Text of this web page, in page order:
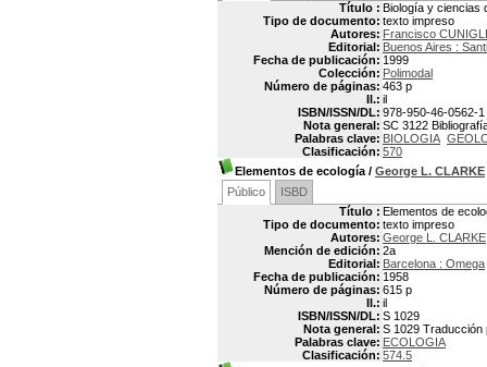
Título : Biología y ciencias
Tipo de documento: texto impreso
Autores: Francisco
Editorial: Buenos Aires :
Fecha de publicación: 1999
Colección: Polimodal
Número de páginas: 463 p
Il.: il
ISBN/ISSN/DL: 978-950-46-0562-1
Nota general: SC 3122
Palabras clave: BIOLOGIA
Clasificación: 570
Elementos de ecología / George L. CLARKE
Público
ISBD
Título : Elementos de
Tipo de documento: texto impreso
Autores: George L. CLARKE
Mención de edición: 2a
Editorial: Barcelona : Omega
Fecha de publicación: 1958
Número de páginas: 615 p
Il.: il
ISBN/ISSN/DL: S 1029
Nota general: S 1029 Traducción
Palabras clave: ECOLOGIA
Clasificación: 574.5